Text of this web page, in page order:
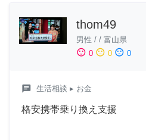
thom49
男性 / / 富山県
sentiment_satisfied 0 sentiment_neutral 0 sentiment_dissatisfied 0
chat 生活相談 ▸ お金
格安携帯乗り換え支援